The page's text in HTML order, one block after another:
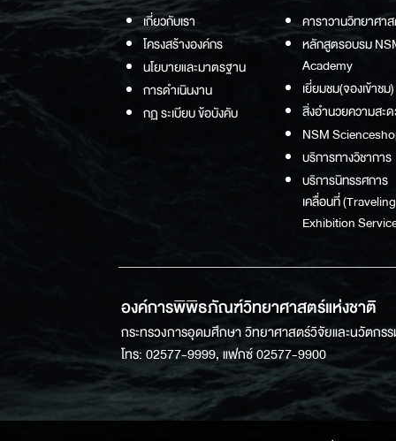
เกี่ยวกับเรา
โครงสร้างองค์กร
นโยบายและมาตรฐาน
การดำเนินงาน
กฏ ระเบียบ ข้อบังคับ
คาราวานวิทยาศา
หลักสูตรอบรม
Academy
เยี่ยมชม(จองเข้าชม)
สิ่งอำนวยความสะ
NSM
บริการทางวิชาการ
บริการนิทรรศการ
เคลื่อนที่ (Traveling
Exhibition
องค์การพิพิธภัณฑ์วิทยาศาสตร์แห่งชาติ
กระทรวงการอุดมศึกษา วิทยาศาสตร์วิจัยและนวัตก
โทร: 02577-9999, แฟกซ์ 02577-9900